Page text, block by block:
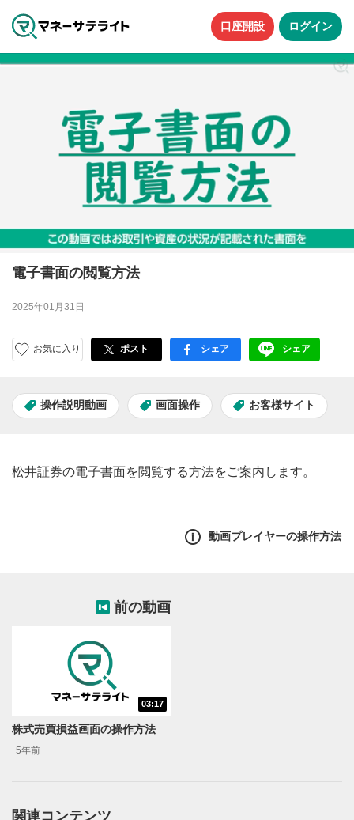
口座開設 ログイン
電子書面の閲覧方法
2025年01月31日
お気に入り ポスト facebook
シェア LINE
シェア
操作説明動画 画面操作 お客様サイト
松井証券の電子書面を閲覧する方法をご案内します。
動画プレイヤーの操作方法
1
動画再生エリア
前の動画
03:17
株式売買損益画面の操作方法
5年前
関連コンテンツ